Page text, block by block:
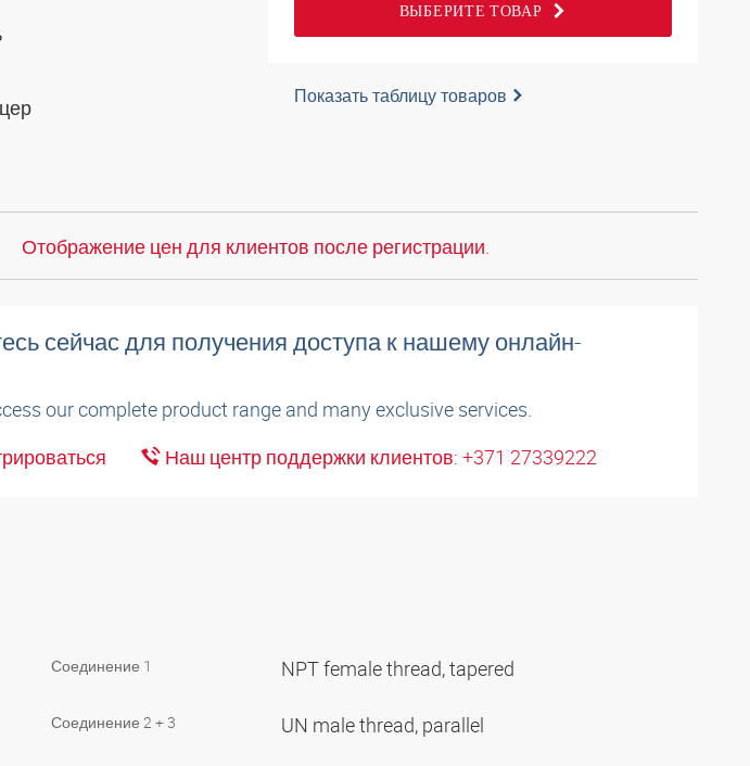
ВЫБЕРИТЕ ТОВАР
Показать таблицу товаров
Отображение цен для клиентов после регистрации.
сейчас для получения доступа к нашему онлайн-
our complete product range and many exclusive services.
Наш центр поддержки клиентов: +371 27339222
Соединение 1 NPT female thread, tapered
Соединение 2 + 3 UN male thread, parallel